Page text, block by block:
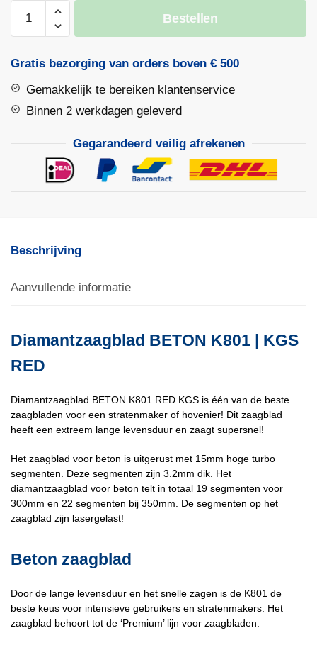
Diamantzaagblad
BETON
|
RED
aantal
Bestellen
Gratis bezorging van orders boven € 500
Gemakkelijk te bereiken klantenservice
Binnen 2 werkdagen geleverd
Gegarandeerd veilig afrekenen
Beschrijving
Aanvullende informatie
Diamantzaagblad BETON K801 | KGS
RED
Diamantzaagblad BETON K801 RED KGS is één van de beste
zaagbladen voor een stratenmaker of hovenier! Dit zaagblad
heeft een extreem lange levensduur en zaagt supersnel!
Het zaagblad voor beton is uitgerust met 15mm hoge turbo
segmenten. Deze segmenten zijn 3.2mm dik. Het
diamantzaagblad voor beton telt in totaal 19 segmenten voor
300mm en 22 segmenten bij 350mm. De segmenten op het
zaagblad zijn lasergelast!
Beton zaagblad
Door de lange levensduur en het snelle zagen is de K801 de
beste keus voor intensieve gebruikers en stratenmakers. Het
zaagblad behoort tot de ‘Premium’ lijn voor zaagbladen.